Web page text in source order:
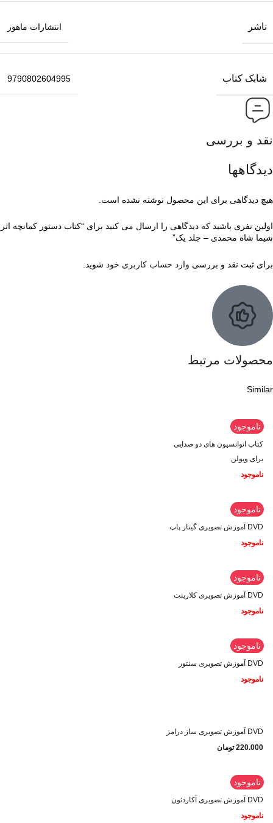
ناشر انتشارات ماهور
شابک کتاب 9790802604995
نقد و بررسی
دیدگاهها
هیچ دیدگاهی برای این محصول نوشته نشده است.
اولین نفری باشید که دیدگاهی را ارسال می کنید برای “کتاب دستور کمانچه اثر
شیما شاه محمدی – جلد یک”
برای ثبت نقد و بررسی وارد حساب کاربری خود شوید.
محصولات مرتبط
Similar
ناموجود
کتاب انوانسیون های دو صدایی
برای ویولن
ناموجود
ناموجود
DVD آموزش تصویری گیتار پاپ
ناموجود
ناموجود
DVD آموزش تصویری کلارینت
ناموجود
ناموجود
DVD آموزش تصویری سنتور
ناموجود
DVD آموزش تصویری ساز درامز
220.000 تومان
ناموجود
DVD آموزش تصویری آکاردئون
ناموجود